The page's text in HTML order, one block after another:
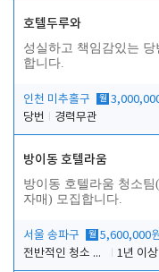
호텔두루와
성실하고 책임감있는 당
합니다.
인천 미추홀구 월
당번
경력무관
방이동 호텔라움
방이동 호텔라움 청소팀
자매) 모집합니다.
서울 송파구 월 5,600,000
전반적인 청소 업무(객실청소.객실정리)
1년 이상